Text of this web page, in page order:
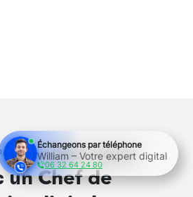
rendez-vous
unChef de
Échangeons par téléphone
William – Votre expert digital
06 32 64 24 80